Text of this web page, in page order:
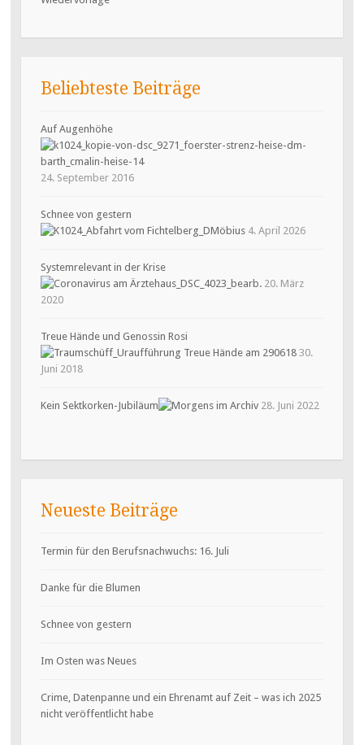
Beliebteste Beiträge
Auf Augenhöhe
24. September 2016
Schnee von gestern
4. April 2026
Systemrelevant in der Krise
20. März
2020
Treue Hände und Genossin Rosi
30.
Juni 2018
Kein Sektkorken-Jubiläum 28. Juni 2022
Neueste Beiträge
Termin für den Berufsnachwuchs: 16. Juli
Danke für die Blumen
Schnee von gestern
Im Osten was Neues
Crime, Datenpanne und ein Ehrenamt auf Zeit – was ich 2025
nicht veröffentlicht habe